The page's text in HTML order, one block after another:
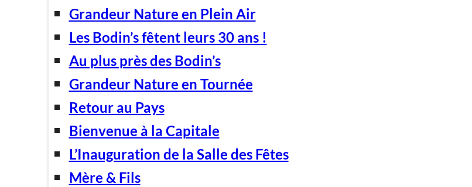
Grandeur Nature en Plein Air
Les Bodin’s fêtent leurs 30 ans !
Au plus près des Bodin’s
Grandeur Nature en Tournée
Retour au Pays
Bienvenue à la Capitale
L’Inauguration de la Salle des Fêtes
Mère & Fils